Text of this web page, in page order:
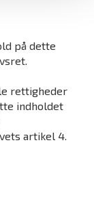
på dette
rettigheder
indholdet
artikel 4.